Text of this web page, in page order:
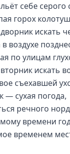
себе серого
горох
искать
воздухе
по улицам
искать
съехавшей
— сухая погода,
речного
времени
временем